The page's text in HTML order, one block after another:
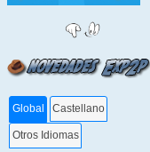
Global Castellano
Otros Idiomas